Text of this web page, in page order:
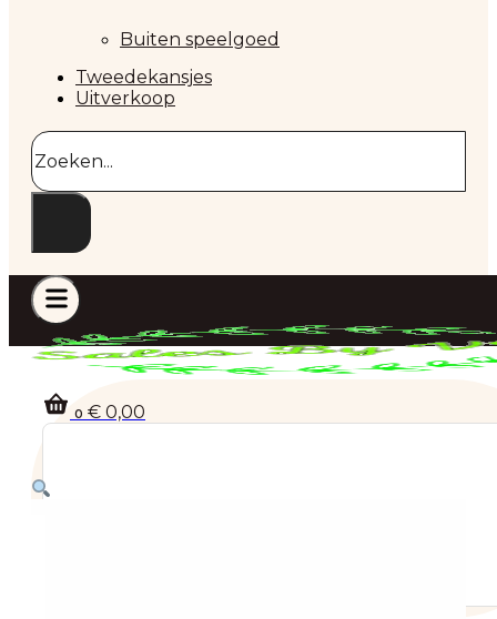
Buiten speelgoed
Tweedekansjes
Uitverkoop
Zoeken
0 € 0,00